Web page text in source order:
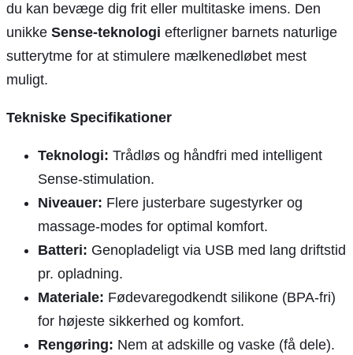
du kan bevæge dig frit eller multitaske imens. Den
unikke Sense-teknologi efterligner barnets naturlige
sutterytme for at stimulere mælkenedløbet mest
muligt.
Tekniske Specifikationer
Teknologi: Trådløs og håndfri med intelligent
Sense-stimulation.
Niveauer: Flere justerbare sugestyrker og
massage-modes for optimal komfort.
Batteri: Genopladeligt via USB med lang driftstid
pr. opladning.
Materiale: Fødevaregodkendt silikone (BPA-fri)
for højeste sikkerhed og komfort.
Rengøring: Nem at adskille og vaske (få dele).